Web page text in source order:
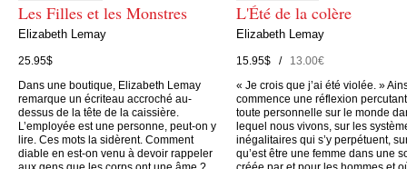
Les Filles et les Monstres
Elizabeth Lemay
25.95$
Dans une boutique, Elizabeth Lemay
remarque un écriteau accroché au-
dessus de la tête de la caissière.
L’employée est une personne, peut-on y
lire. Ces mots la sidèrent. Comment
diable en est-on venu à devoir rappeler
L'Été de la colère
Elizabeth Lemay
15.95$ /13.00€
« Je crois que j’ai été violée. »
commence une réflexion
toute personnelle sur le monde
lequel nous vivons, sur les
inégalitaires qui s’y perpétuent,
qu’est être une femme dans une